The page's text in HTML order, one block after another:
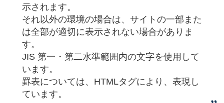
示されます。
それ以外の環境の場合は、サイトの一部また
は全部が適切に表示されない場合がありま
す。
JIS 第一・第二水準範囲内の文字を使用して
います。
罫表については、HTMLタグにより、表現し
ています。